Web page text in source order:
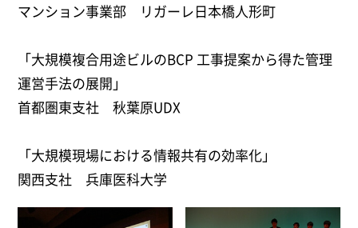
マンション事業部 リガーレ日本橋人形町
「大規模複合用途ビルのBCP 工事提案から得た管理
運営手法の展開」
首都圏東支社 秋葉原UDX
「大規模現場における情報共有の効率化」
関西支社 兵庫医科大学